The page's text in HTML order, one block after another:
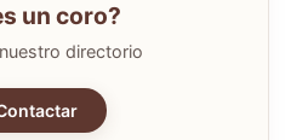
un coro?
directorio